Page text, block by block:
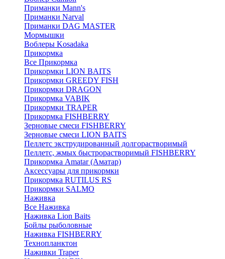
Приманки Mann's
Приманки Narval
Приманки DAG MASTER
Мормышки
Воблеры Kosadaka
Прикормка
Все Прикормка
Прикормки LION BAITS
Прикормки GREEDY FISH
Прикормки DRAGON
Прикормка VABIK
Прикормки TRAPER
Прикормка FISHBERRY
Зерновые смеси FISHBERRY
Зерновые смеси LION BAITS
Пеллетс экструдированный долгорастворимый
Пеллетс, жмых быстрорастворимый FISHBERRY
Прикормка Amatar (Аматар)
Аксессуары для прикормки
Прикормка RUTILUS RS
Прикормки SALMO
Наживка
Все Наживка
Наживка Lion Baits
Бойлы рыболовные
Наживка FISHBERRY
Технопланктон
Наживки Traper